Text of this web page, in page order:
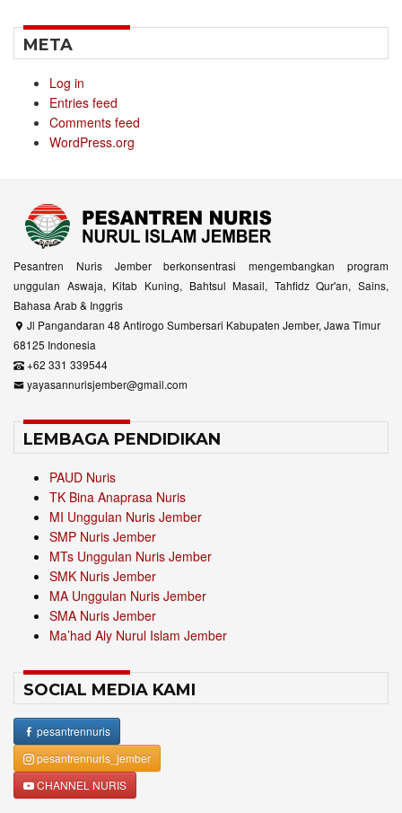
META
Log in
Entries feed
Comments feed
WordPress.org
Pesantren Nuris Jember berkonsentrasi mengembangkan program
unggulan Aswaja, Kitab Kuning, Bahtsul Masail, Tahfidz Qur'an, Sains,
Bahasa Arab & Inggris
Jl Pangandaran 48 Antirogo Sumbersari Kabupaten Jember, Jawa Timur
68125 Indonesia
+62 331 339544
yayasannurisjember@gmail.com
LEMBAGA PENDIDIKAN
PAUD Nuris
TK Bina Anaprasa Nuris
MI Unggulan Nuris Jember
SMP Nuris Jember
MTs Unggulan Nuris Jember
SMK Nuris Jember
MA Unggulan Nuris Jember
SMA Nuris Jember
Ma’had Aly Nurul Islam Jember
SOCIAL MEDIA KAMI
pesantrennuris
pesantrennuris_jember
CHANNEL NURIS